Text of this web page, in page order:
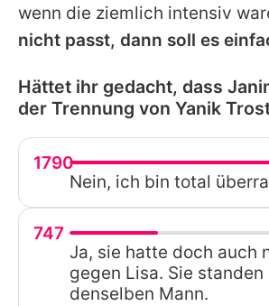
wenn die ziemlich intensiv
nicht passt, dann soll es
Hättet ihr gedacht, dass
der Trennung von Yanik
1790
Nein, ich bin total
747
Ja, sie hatte doch auch
gegen Lisa. Sie standen
denselben Mann.